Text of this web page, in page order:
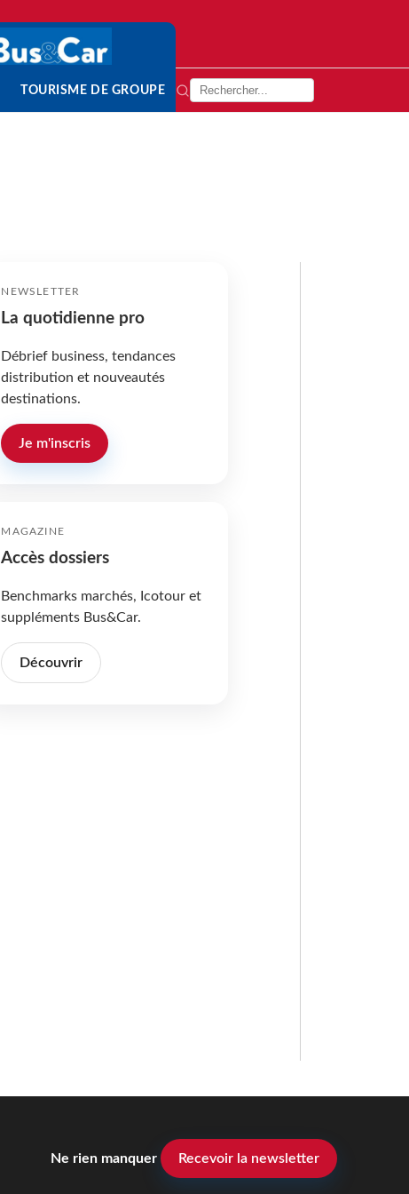
TOURISME DE GROUPE
NEWSLETTER
La quotidienne pro
Débrief business, tendances
distribution et nouveautés
destinations.
Je m'inscris
MAGAZINE
Accès dossiers
Benchmarks marchés, Icotour et
suppléments Bus&Car.
Découvrir
Ne rien manquer Recevoir la newsletter